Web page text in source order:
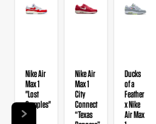
Nike Air
Max 1
"Lost
Samples"
Nike Air
Max 1
City
Connect
“Texas
Ducks
of a
Feather
x Nike
Air Max